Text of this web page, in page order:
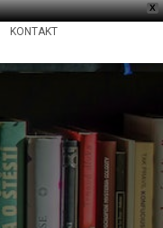
X
KONTAKT